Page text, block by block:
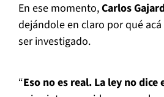
En ese momento,Carlos
dejándole en claro por qué
ser investigado.
“Eso no es real. La ley no